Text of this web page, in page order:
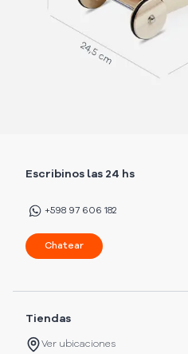
Escribinos las 24 hs
+598 97 606 182
Chatear
Tiendas
Ver ubicaciones